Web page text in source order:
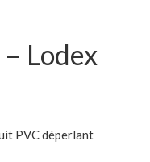
Lodex
PVC déperlant